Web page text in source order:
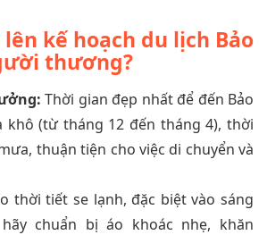
kế hoạch du lịch Bảo
thương?
Thời gian đẹp nhất để đến Bảo
khô (từ tháng 12 đến tháng 4), thời
thuận tiện cho việc di chuyển và
thời tiết se lạnh, đặc biệt vào sáng
chuẩn bị áo khoác nhẹ, khăn